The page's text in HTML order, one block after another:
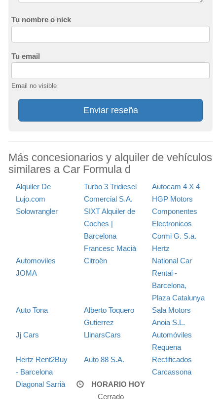
Tu nombre o nick
Tu email
Email no visible
Enviar reseña
Más concesionarios y alquiler de vehículos
similares a Car Formula d
Alquiler De
Lujo.com
Turbo 3 Tridiesel
Comercial S.A.
Autocam 4 X 4
HGP Motors
Solowrangler
SIXT Alquiler de
Coches |
Barcelona
Francesc Macià
Componentes
Electronicos
Cormi G. S.a.
Hertz
Automoviles
JOMA
Citroën
National Car
Rental -
Barcelona,
Plaza Catalunya
Auto Tona
Alberto Toquero
Gutierrez
Sala Motors
Anoia S.L.
Jj Cars
LlinarsCars
Automóviles
Requena
Hertz Rent2Buy
- Barcelona
Diagonal Sarrià
Auto 88 S.A.
Rectificados
Carcassona
HORARIO HOY
Cerrado